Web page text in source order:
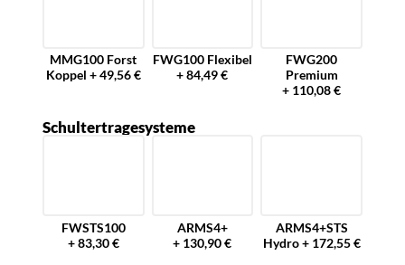
MMG100 Forst
Koppel + 49,56 €
FWG100 Flexibel
+ 84,49 €
FWG200
Premium
+ 110,08 €
Schultertragesysteme
FWSTS100
+ 83,30 €
ARMS4+
+ 130,90 €
ARMS4+STS
Hydro + 172,55 €